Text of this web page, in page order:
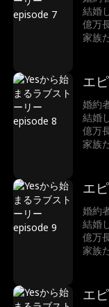
結婚
億万
家族
エ
婚約
結婚
億万
家族
エ
婚約
結婚
億万
家族
エ